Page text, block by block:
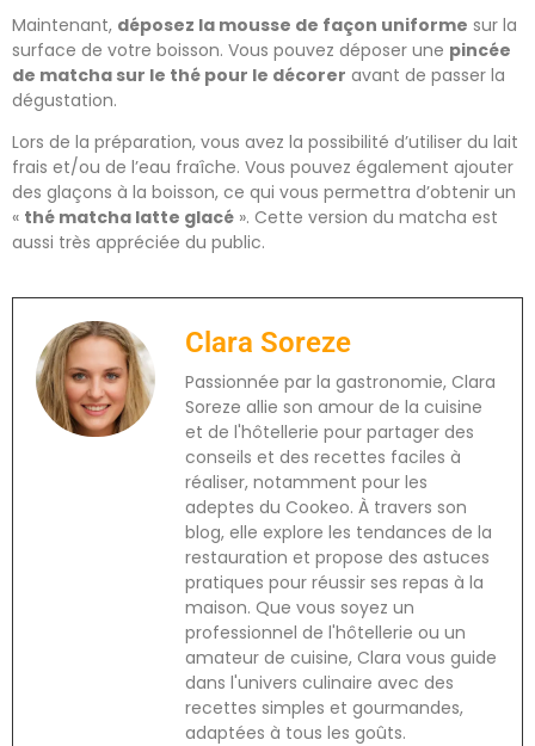
Maintenant, déposez la mousse de façon uniforme sur la
surface de votre boisson. Vous pouvez déposer une pincée
de matcha sur le thé pour le décorer avant de passer la
dégustation.
Lors de la préparation, vous avez la possibilité d’utiliser du lait
frais et/ou de l’eau fraîche. Vous pouvez également ajouter
des glaçons à la boisson, ce qui vous permettra d’obtenir un
« thé matcha latte glacé ». Cette version du matcha est
aussi très appréciée du public.
Clara Soreze
Passionnée par la gastronomie, Clara
Soreze allie son amour de la cuisine
et de l'hôtellerie pour partager des
conseils et des recettes faciles à
réaliser, notamment pour les
adeptes du Cookeo. À travers son
blog, elle explore les tendances de la
restauration et propose des astuces
pratiques pour réussir ses repas à la
maison. Que vous soyez un
professionnel de l'hôtellerie ou un
amateur de cuisine, Clara vous guide
dans l'univers culinaire avec des
recettes simples et gourmandes,
adaptées à tous les goûts.